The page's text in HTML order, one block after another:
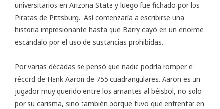
universitarios en Arizona State y luego fue fichado por los
Piratas de Pittsburg. Así comenzaría a escribirse una
historia impresionante hasta que Barry cayó en un enorme
escándalo por el uso de sustancias prohibidas.
Por varias décadas se pensó que nadie podría romper el
récord de Hank Aaron de 755 cuadrangulares. Aaron es un
jugador muy querido entre los amantes al béisbol, no solo
por su carisma, sino también porque tuvo que enfrentar en